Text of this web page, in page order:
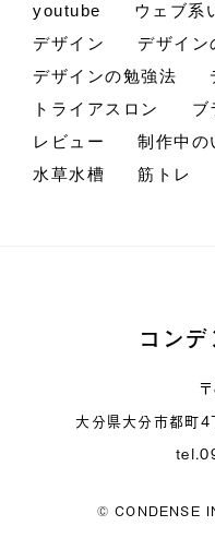
youtube ウェブ系
デザイン
デザイン
デザインの勉強法
トライアスロン
ブ
レビュー
制作中の
水草水槽
筋トレ
コン
大分県大分市都町
© CONDENSE